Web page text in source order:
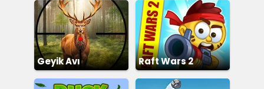
Geyik Avı Raft Wars 2